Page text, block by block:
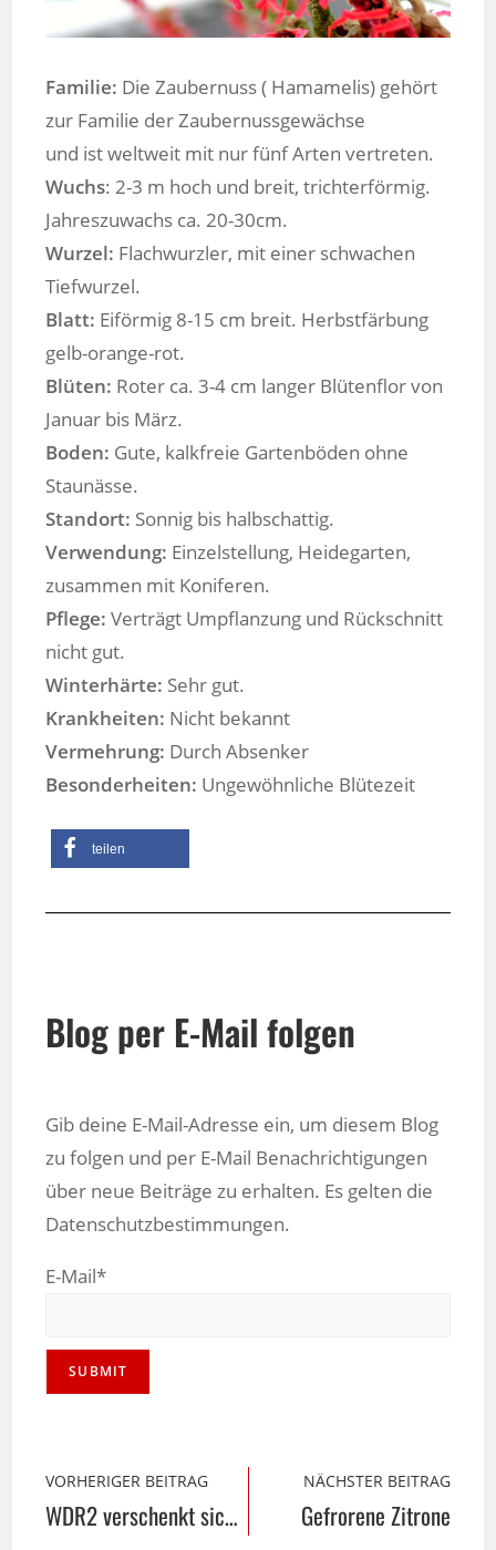
Familie: Die Zaubernuss ( Hamamelis) gehört
zur Familie der Zaubernussgewächse
und ist weltweit mit nur fünf Arten vertreten.
Wuchs: 2-3 m hoch und breit, trichterförmig.
Jahreszuwachs ca. 20-30cm.
Wurzel: Flachwurzler, mit einer schwachen
Tiefwurzel.
Blatt: Eiförmig 8-15 cm breit. Herbstfärbung
gelb-orange-rot.
Blüten: Roter ca. 3-4 cm langer Blütenflor von
Januar bis März.
Boden: Gute, kalkfreie Gartenböden ohne
Staunässe.
Standort: Sonnig bis halbschattig.
Verwendung: Einzelstellung, Heidegarten,
zusammen mit Koniferen.
Pflege: Verträgt Umpflanzung und Rückschnitt
nicht gut.
Winterhärte: Sehr gut.
Krankheiten: Nicht bekannt
Vermehrung: Durch Absenker
Besonderheiten: Ungewöhnliche Blütezeit
teilen
Blog per E-Mail folgen
Gib deine E-Mail-Adresse ein, um diesem Blog
zu folgen und per E-Mail Benachrichtigungen
über neue Beiträge zu erhalten. Es gelten die
Datenschutzbestimmungen.
E-Mail*
VORHERIGER BEITRAG
WDR2 verschenkt sich für einen Tag an die Hörer
NÄCHSTER BEITRAG
Gefrorene Zitrone